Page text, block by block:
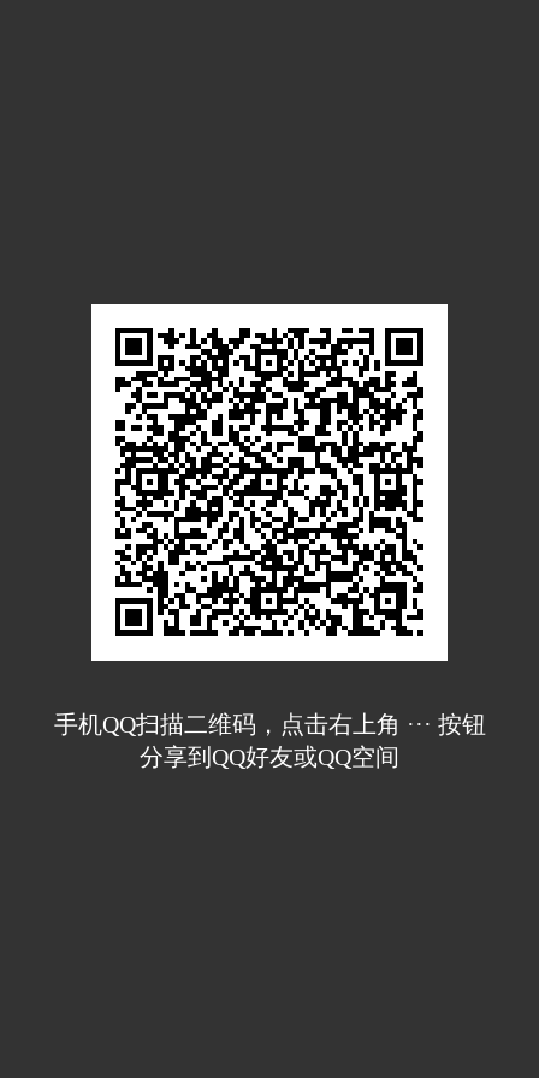
手机QQ扫描二维码，点击右上角 ··· 按钮
分享到QQ好友或QQ空间